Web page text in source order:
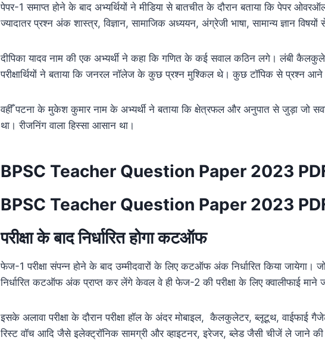
पेपर-1 समाप्त होने के बाद अभ्यर्थियों ने मीडिया से बातचीत के दौरान बताया कि पेपर
ज्यादातर प्रश्न अंक शास्त्र, विज्ञान, सामाजिक अध्ययन, अंग्रेजी भाषा, सामान्य ज्ञान
दीपिका यादव नाम की एक अभ्यर्थी ने कहा कि गणित के कई सवाल कठिन लगे। लंबी
परीक्षार्थियों ने बताया कि जनरल नॉलेज के कुछ प्रश्न मुश्किल थे। कुछ टॉपिक से प्रश्न
वहीँ पटना के मुकेश कुमार नाम के अभ्यर्थी ने बताया कि क्षेत्रफल और अनुपात से जुड़ा जो
था। रीजनिंग वाला हिस्सा आसान था।
BPSC Teacher Question Paper 2023
BPSC Teacher Question Paper 2023
परीक्षा के बाद निर्धारित होगा कटऑफ
फेज-1 परीक्षा संपन्न होने के बाद उम्मीदवारों के लिए कटऑफ अंक निर्धारित किया जायेगा।
निर्धारित कटऑफ अंक प्राप्त कर लेंगे केवल वे ही फेज-2 की परीक्षा के लिए क्वालीफाई माने
इसके अलावा परीक्षा के दौरान परीक्षा हॉल के अंदर मोबाइल, कैलकुलेटर, ब्लूटूथ, वाईफाई
रिस्ट वॉच आदि जैसे इलेक्ट्रॉनिक सामग्री और व्हाइटनर, इरेजर, ब्लेड जैसी चीजें ले जाने